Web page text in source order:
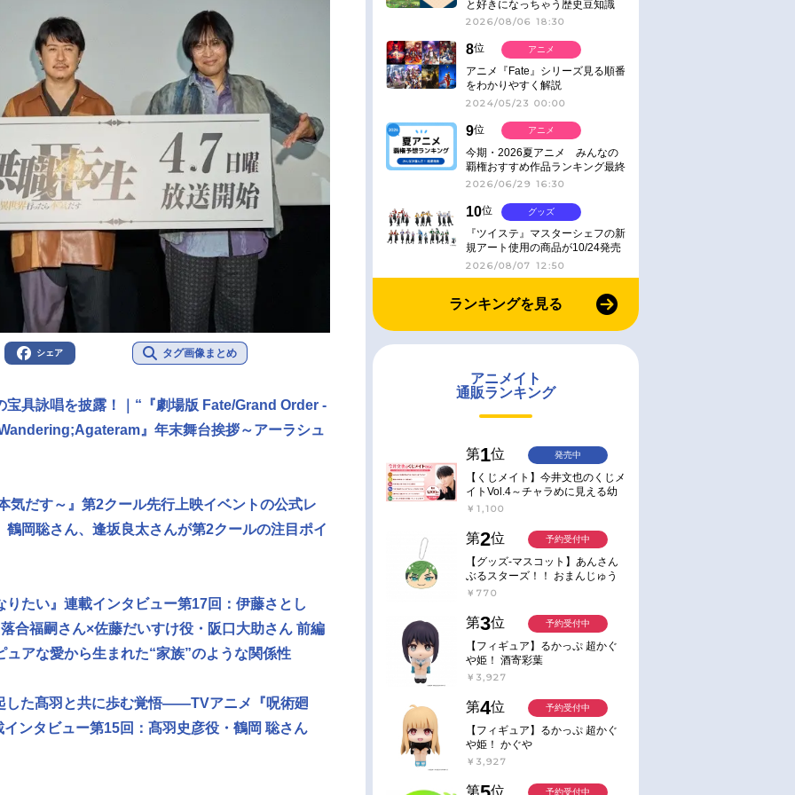
シェア タグ画像まとめ
宝具詠唱を披露！｜“『劇場版 Fate/Grand Order -
』年末舞台挨拶～アーラシュ
だす～』第2クール先行上映イベントの公式レ
岡聡さん、逢坂良太さんが第2クールの注目ポイ
たい』連載インタビュー第17回：伊藤さとし
合福嗣さん×佐藤だいすけ役・阪口大助さん 前編
アな愛から生まれた“家族”のような関係性
た髙羽と共に歩む覚悟――TVアニメ『呪術廻
ンタビュー第15回：髙羽史彦役・鶴岡 聡さん
と好きになっちゃう歴史豆知識
2026/08/06 18:30
8位
アニメ『Fate』シリーズ見る順番
をわかりやすく解説
2024/05/23 00:00
アニメ
9位
今期・2026夏アニメ みんなの
覇権おすすめ作品ランキング最終
結果発表！
2026/06/29 16:30
アニメ
10位
『ツイステ』マスターシェフの新
規アート使用の商品が10/24発売
2026/08/07 12:50
グッズ
ランキングを見る
アニメイト
通販ランキング
第1位
【くじメイト】今井文也のくじメ
イトVol.4～チャラめに見える幼
馴染、実は一途で独占欲が強いん
￥1,100
発売中
第2位
【グッズ-マスコット】あんさん
ぶるスターズ！！ おまんじゅう
にぎにぎマスコット ねくすと2
￥770
予約受付中
第3位
【フィギュア】るかっぷ 超かぐ
や姫！ 酒寄彩葉
￥3,927
予約受付中
第4位
【フィギュア】るかっぷ 超かぐ
や姫！ かぐや
￥3,927
予約受付中
第 位 予約受付中